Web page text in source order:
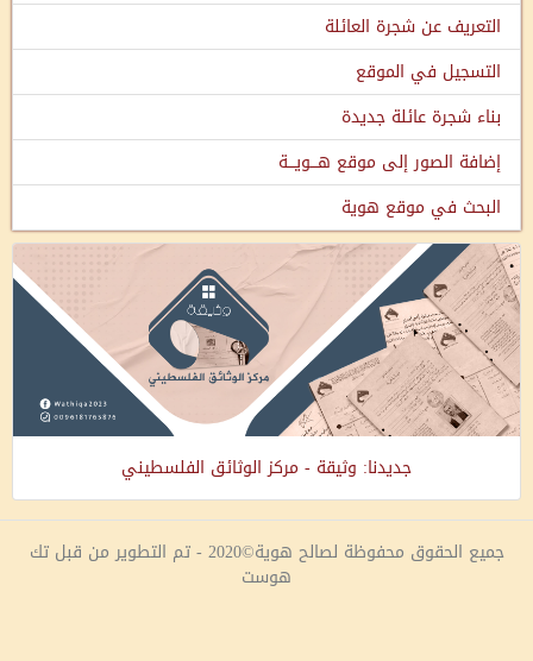
التعريف عن شجرة العائلة
التسجيل في الموقع
بناء شجرة عائلة جديدة
إضافة الصور إلى موقع هـــويـــة
البحث في موقع هوية
جديدنا: وثيقة - مركز الوثائق الفلسطيني
جميع الحقوق محفوظة لصالح هوية©2020 - تم التطوير من قبل تك
هوست